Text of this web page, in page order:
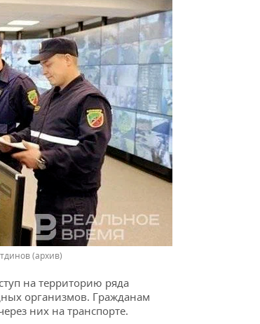
(архив)
на территорию ряда
организмов. Гражданам
них на транспорте.